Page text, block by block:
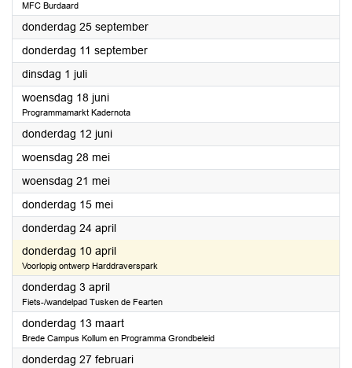
MFC Burdaard
donderdag 25 september2025
donderdag 11 september2025
dinsdag 1 juli2025
woensdag 18 juni2025
Programmamarkt Kadernota
donderdag 12 juni2025
woensdag 28 mei2025
woensdag 21 mei2025
donderdag 15 mei2025
donderdag 24 april2025
donderdag 10 april2025
Voorlopig ontwerp Harddraverspark
donderdag 3 april2025
Fiets-/wandelpad Tusken de Fearten
donderdag 13 maart2025
Brede Campus Kollum en Programma Grondbeleid
donderdag 27 februari2025